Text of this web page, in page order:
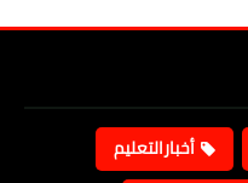
أخبارالتعليم